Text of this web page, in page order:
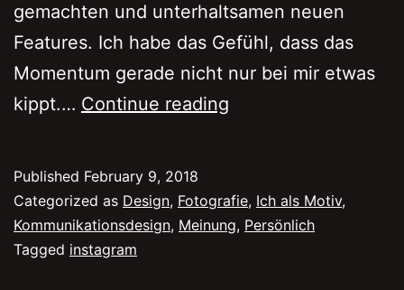
gemachten und unterhaltsamen neuen
Features. Ich habe das Gefühl, dass das
Momentum gerade nicht nur bei mir etwas
kippt.… Continue reading
vom
Ende
Published February 9, 2018
Categorized as Design, Fotografie, Ich als Motiv,
Kommunikationsdesign, Meinung, Persönlich
Tagged instagram